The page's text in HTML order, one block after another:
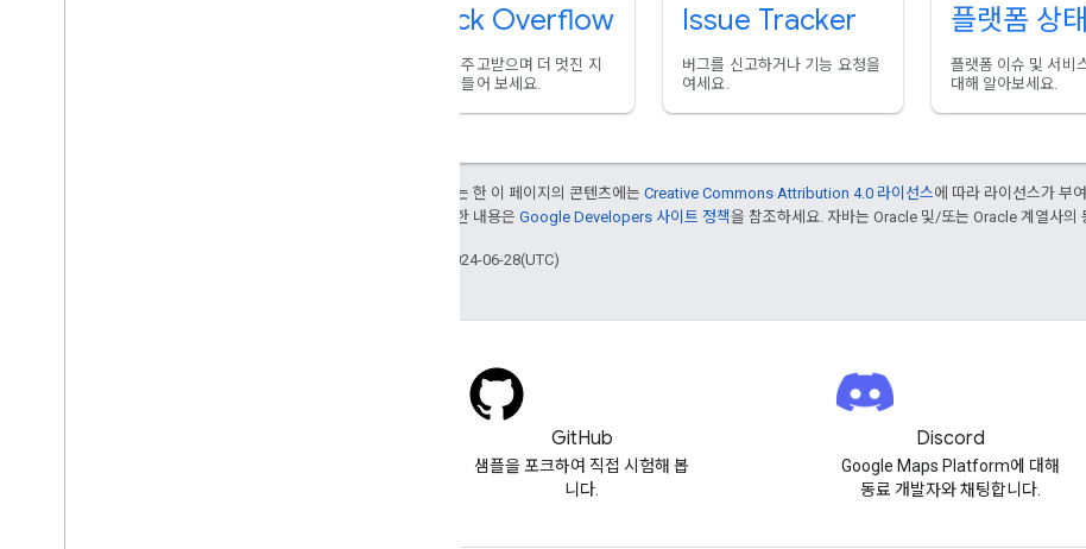
Stack Overflow
도움을 주고받으며 더 멋진 지
도를 만들어 보세요.
Issue Tracker
버그를 신고하거나 기능 요청을
여세요.
플랫폼 상태
플랫폼 이슈 및 서비
대해 알아보세요.
달리 명시되지 않는 한 이 페이지의 콘텐츠에는 Creative Commons Attribution 4.0 라이선스에 따라 라이선스가 부
부여됩니다. 자세한 내용은 Google Developers 사이트 정책을 참조하세요. 자바는 Oracle 및/또는 Oracle 계열사의
최종 업데이트: 2024-06-28(UTC)
GitHub
샘플을 포크하여 직접 시험해 봅
니다.
Discord
Google Maps Platform에 대해
동료 개발자와 채팅합니다.